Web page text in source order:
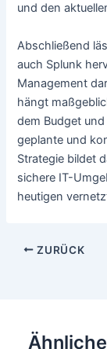
und den
Abschließend
auch Splunk
Management
hängt
dem Budget
geplante und
Strategie bildet
sichere IT-
heutigen
Beitragsnavigation
ZURÜCK